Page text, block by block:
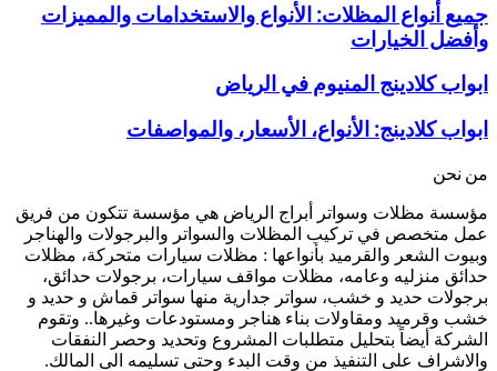
جميع
أنواع
المظلات:
الأنواع
والاستخدامات
والمميزات
وأفضل
جميع أنواع المظلات: الأنواع والاستخدامات والمميزات
وأفضل الخيارات
ابواب
كلادينج
المنيوم
في
ابواب كلادينج المنيوم في الرياض
ابواب
كلادينج:
الأنواع،
الأسعار،
والمواصفات
ابواب كلادينج: الأنواع، الأسعار، والمواصفات
من نحن
مؤسسة مظلات وسواتر أبراج الرياض هي مؤسسة تتكون من فريق
عمل متخصص في تركيب المظلات والسواتر والبرجولات والهناجر
وبيوت الشعر والقرميد بأنواعها : مظلات سيارات متحركة، مظلات
حدائق منزليه وعامه، مظلات مواقف سيارات، برجولات حدائق،
برجولات حديد و خشب، سواتر جدارية منها سواتر قماش و حديد و
خشب وقرميد ومقاولات بناء هناجر ومستودعات وغيرها.. وتقوم
الشركة أيضاً بتحليل متطلبات المشروع وتحديد وحصر النفقات
والاشراف على التنفيذ من وقت البدء وحتى تسليمه الى المالك.